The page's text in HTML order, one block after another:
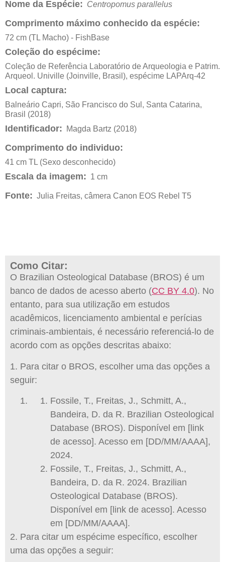
Nome da Espécie: Centropomus parallelus
Comprimento máximo conhecido da espécie:
72 cm (TL Macho) - FishBase
Coleção do espécime:
Coleção de Referência Laboratório de Arqueologia e Patrim.
Arqueol. Univille (Joinville, Brasil), espécime LAPArq-42
Local captura:
Balneário Capri, São Francisco do Sul, Santa Catarina,
Brasil (2018)
Identificador: Magda Bartz (2018)
Comprimento do individuo:
41 cm TL (Sexo desconhecido)
Escala da imagem: 1 cm
Fonte: Julia Freitas, câmera Canon EOS Rebel T5
Como Citar:
O Brazilian Osteological Database (BROS) é um
banco de dados de acesso aberto (CC BY 4.0). No
entanto, para sua utilização em estudos
acadêmicos, licenciamento ambiental e perícias
criminais-ambientais, é necessário referenciá-lo de
acordo com as opções descritas abaixo:
1. Para citar o BROS, escolher uma das opções a
seguir:
Fossile, T., Freitas, J., Schmitt, A.,
Bandeira, D. da R. Brazilian Osteological
Database (BROS). Disponível em [link
de acesso]. Acesso em [DD/MM/AAAA],
2024.
Fossile, T., Freitas, J., Schmitt, A.,
Bandeira, D. da R. 2024. Brazilian
Osteological Database (BROS).
Disponível em [link de acesso]. Acesso
em [DD/MM/AAAA].
2. Para citar um espécime específico, escolher
uma das opções a seguir: